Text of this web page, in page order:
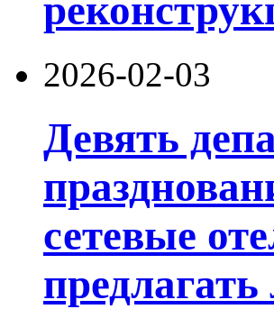
2026-02-03
Девять
сетевые